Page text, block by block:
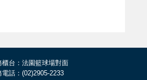
櫃台：法園籃球場對面
電話：(02)2905-2233